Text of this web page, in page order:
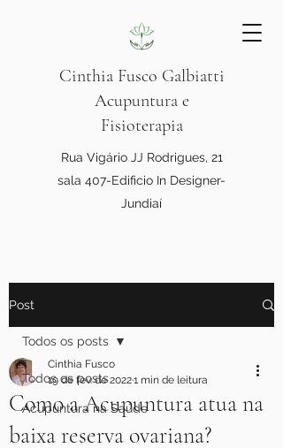
Cinthia Fusco Galbiatti
Acupuntura e
Fisioterapia
Rua Vigário JJ Rodrigues, 21
sala 407-Edificio In Designer-
Jundiaí
Post
Todos os posts
Acupuntura na Saúde
Todos os posts
Como a Acupuntura atua na
baixa reserva ovariana?
Cinthia Fusco
19 de fev. de 20221 min de leitura